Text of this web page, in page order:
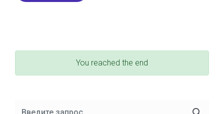
You reached the end